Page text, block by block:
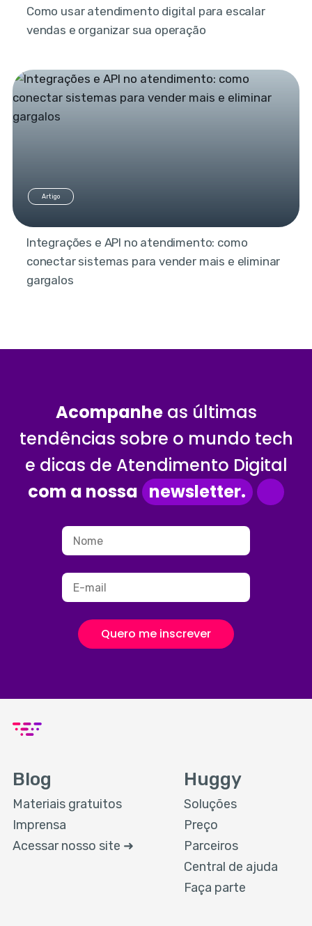
Como usar atendimento digital para escalar
vendas e organizar sua operação
Artigo
Integrações e API no atendimento: como
conectar sistemas para vender mais e eliminar
gargalos
Acompanheas últimas
tendências sobre o mundo tech
e dicas de Atendimento Digital
com a nossa newsletter.
Quero me inscrever
Blog
Materiais gratuitos
Imprensa
Acessar nosso site ➜
Huggy
Soluções
Preço
Parceiros
Central de ajuda
Faça parte